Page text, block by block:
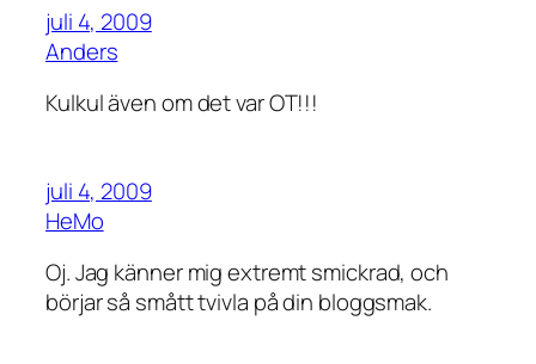
juli 4, 2009
Anders
Kulkul även om det var OT!!!
juli 4, 2009
HeMo
Oj. Jag känner mig extremt smickrad, och
börjar så smått tvivla på din bloggsmak.